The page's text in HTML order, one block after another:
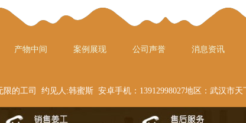
产物中间 案例展现 公司声誉 消息资讯
的工司 约见人:韩蜜斯 安卓手机：13912998027地区：武汉市